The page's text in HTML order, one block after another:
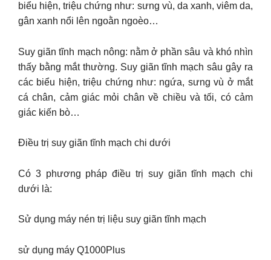
biểu hiện, triệu chứng như: sưng vù, da xanh, viêm da,
gân xanh nổi lên ngoằn ngoèo…
Suy giãn tĩnh mạch nông: nằm ở phần sâu và khó nhìn
thấy bằng mắt thường. Suy giãn tĩnh mạch sâu gây ra
các biểu hiện, triệu chứng như: ngứa, sưng vù ở mắt
cá chân, cảm giác mỏi chân về chiều và tối, có cảm
giác kiến bò…
Điều trị suy giãn tĩnh mạch chi dưới
Có 3 phương pháp điều trị suy giãn tĩnh mạch chi
dưới là:
Sử dụng máy nén trị liệu suy giãn tĩnh mạch
sử dụng máy Q1000Plus